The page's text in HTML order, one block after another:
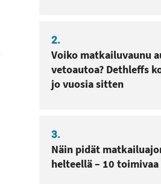
2.
Voiko matkailuvaunu
vetoautoa? Dethleffs
jo vuosia sitten
3.
Näin pidät
helteellä – 10